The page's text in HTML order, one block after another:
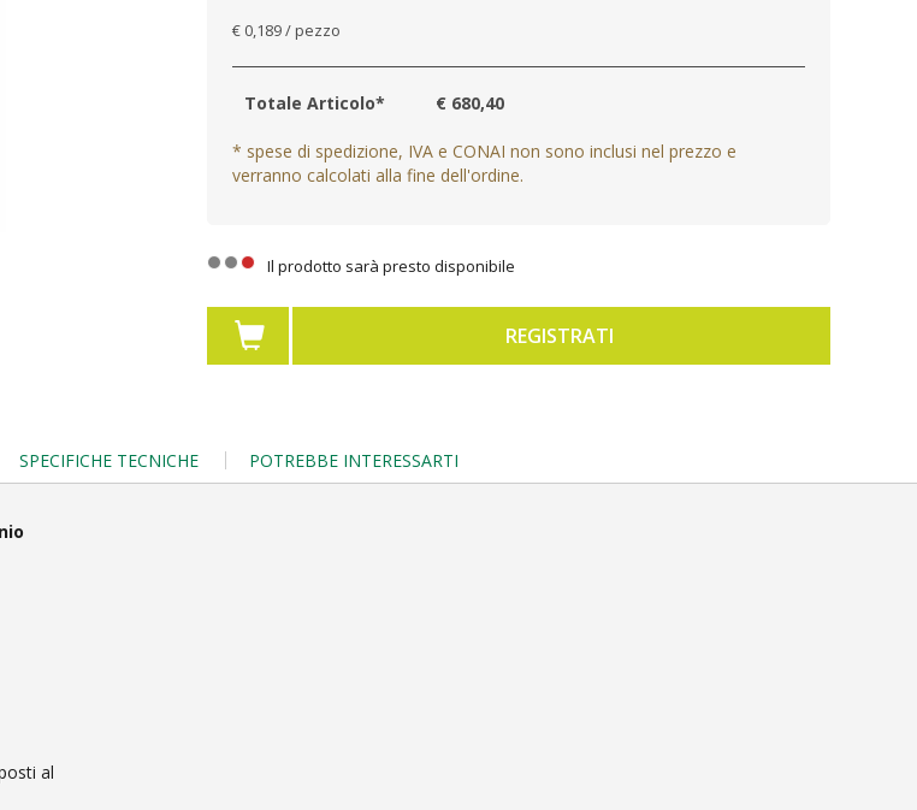
€ 0,189 / pezzo
Totale Articolo* € 680,40
* spese di spedizione, IVA e CONAI non sono inclusi nel prezzo e
verranno calcolati alla fine dell'ordine.
Il prodotto sarà presto disponibile
REGISTRATI
SPECIFICHE TECNICHE POTREBBE INTERESSARTI
al